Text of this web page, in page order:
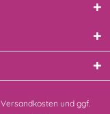
Versandkosten und ggf.